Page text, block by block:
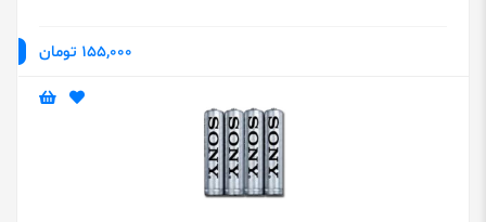
155,000 تومان